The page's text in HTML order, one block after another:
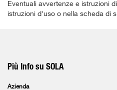
Eventuali avvertenze e istruzioni
istruzioni d'uso o nella scheda di
Più Info su SOLA
Azienda